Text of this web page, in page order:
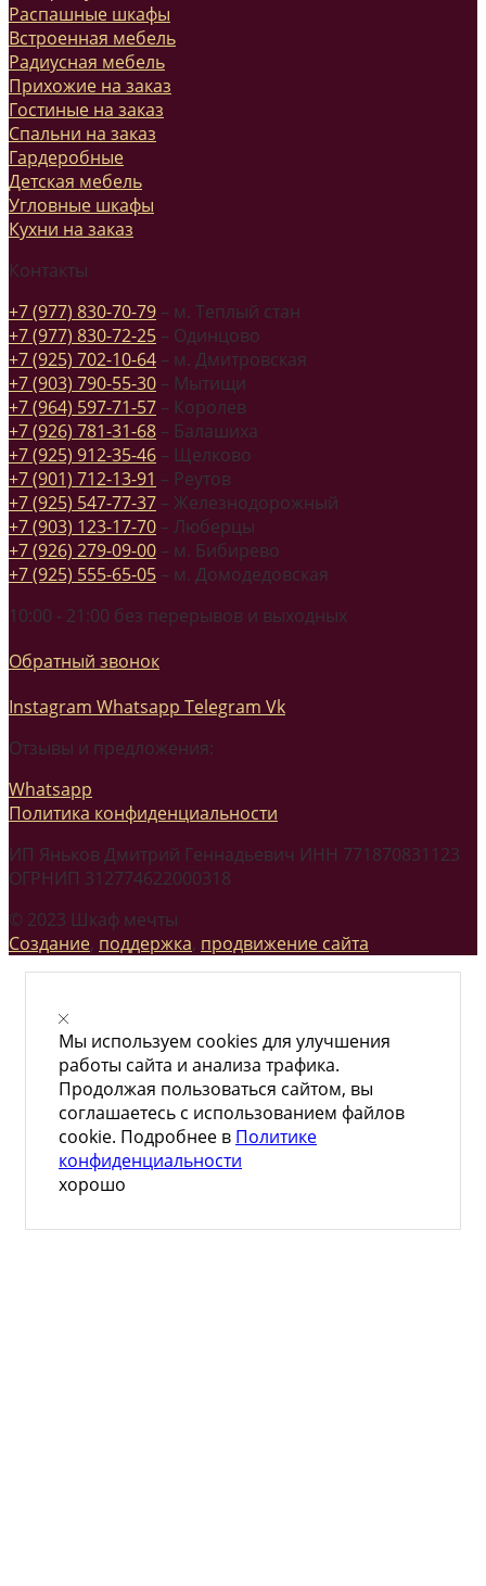
Распашные шкафы
Встроенная мебель
Радиусная мебель
Прихожие на заказ
Гостиные на заказ
Спальни на заказ
Гардеробные
Детская мебель
Угловные шкафы
Кухни на заказ
Контакты
+7 (977) 830-70-79 – м. Теплый стан
+7 (977) 830-72-25 – Одинцово
+7 (925) 702-10-64 – м. Дмитровская
+7 (903) 790-55-30 – Мытищи
+7 (964) 597-71-57 – Королев
+7 (926) 781-31-68 – Балашиха
+7 (925) 912-35-46 – Щелково
+7 (901) 712-13-91 – Реутов
+7 (925) 547-77-37 – Железнодорожный
+7 (903) 123-17-70 – Люберцы
+7 (926) 279-09-00 – м. Бибирево
+7 (925) 555-65-05 – м. Домодедовская
10:00 - 21:00 без перерывов и выходных
Обратный звонок
Instagram Whatsapp Telegram Vk
Отзывы и предложения:
Whatsapp
Политика конфиденциальности
ИП Яньков Дмитрий Геннадьевич ИНН 771870831123
ОГРНИП 312774622000318
© 2023 Шкаф мечты
Создание, поддержка, продвижение сайта
Мы используем cookies для улучшения
работы сайта и анализа трафика.
Продолжая пользоваться сайтом, вы
соглашаетесь с использованием файлов
cookie. Подробнее в Политике
конфиденциальности
хорошо